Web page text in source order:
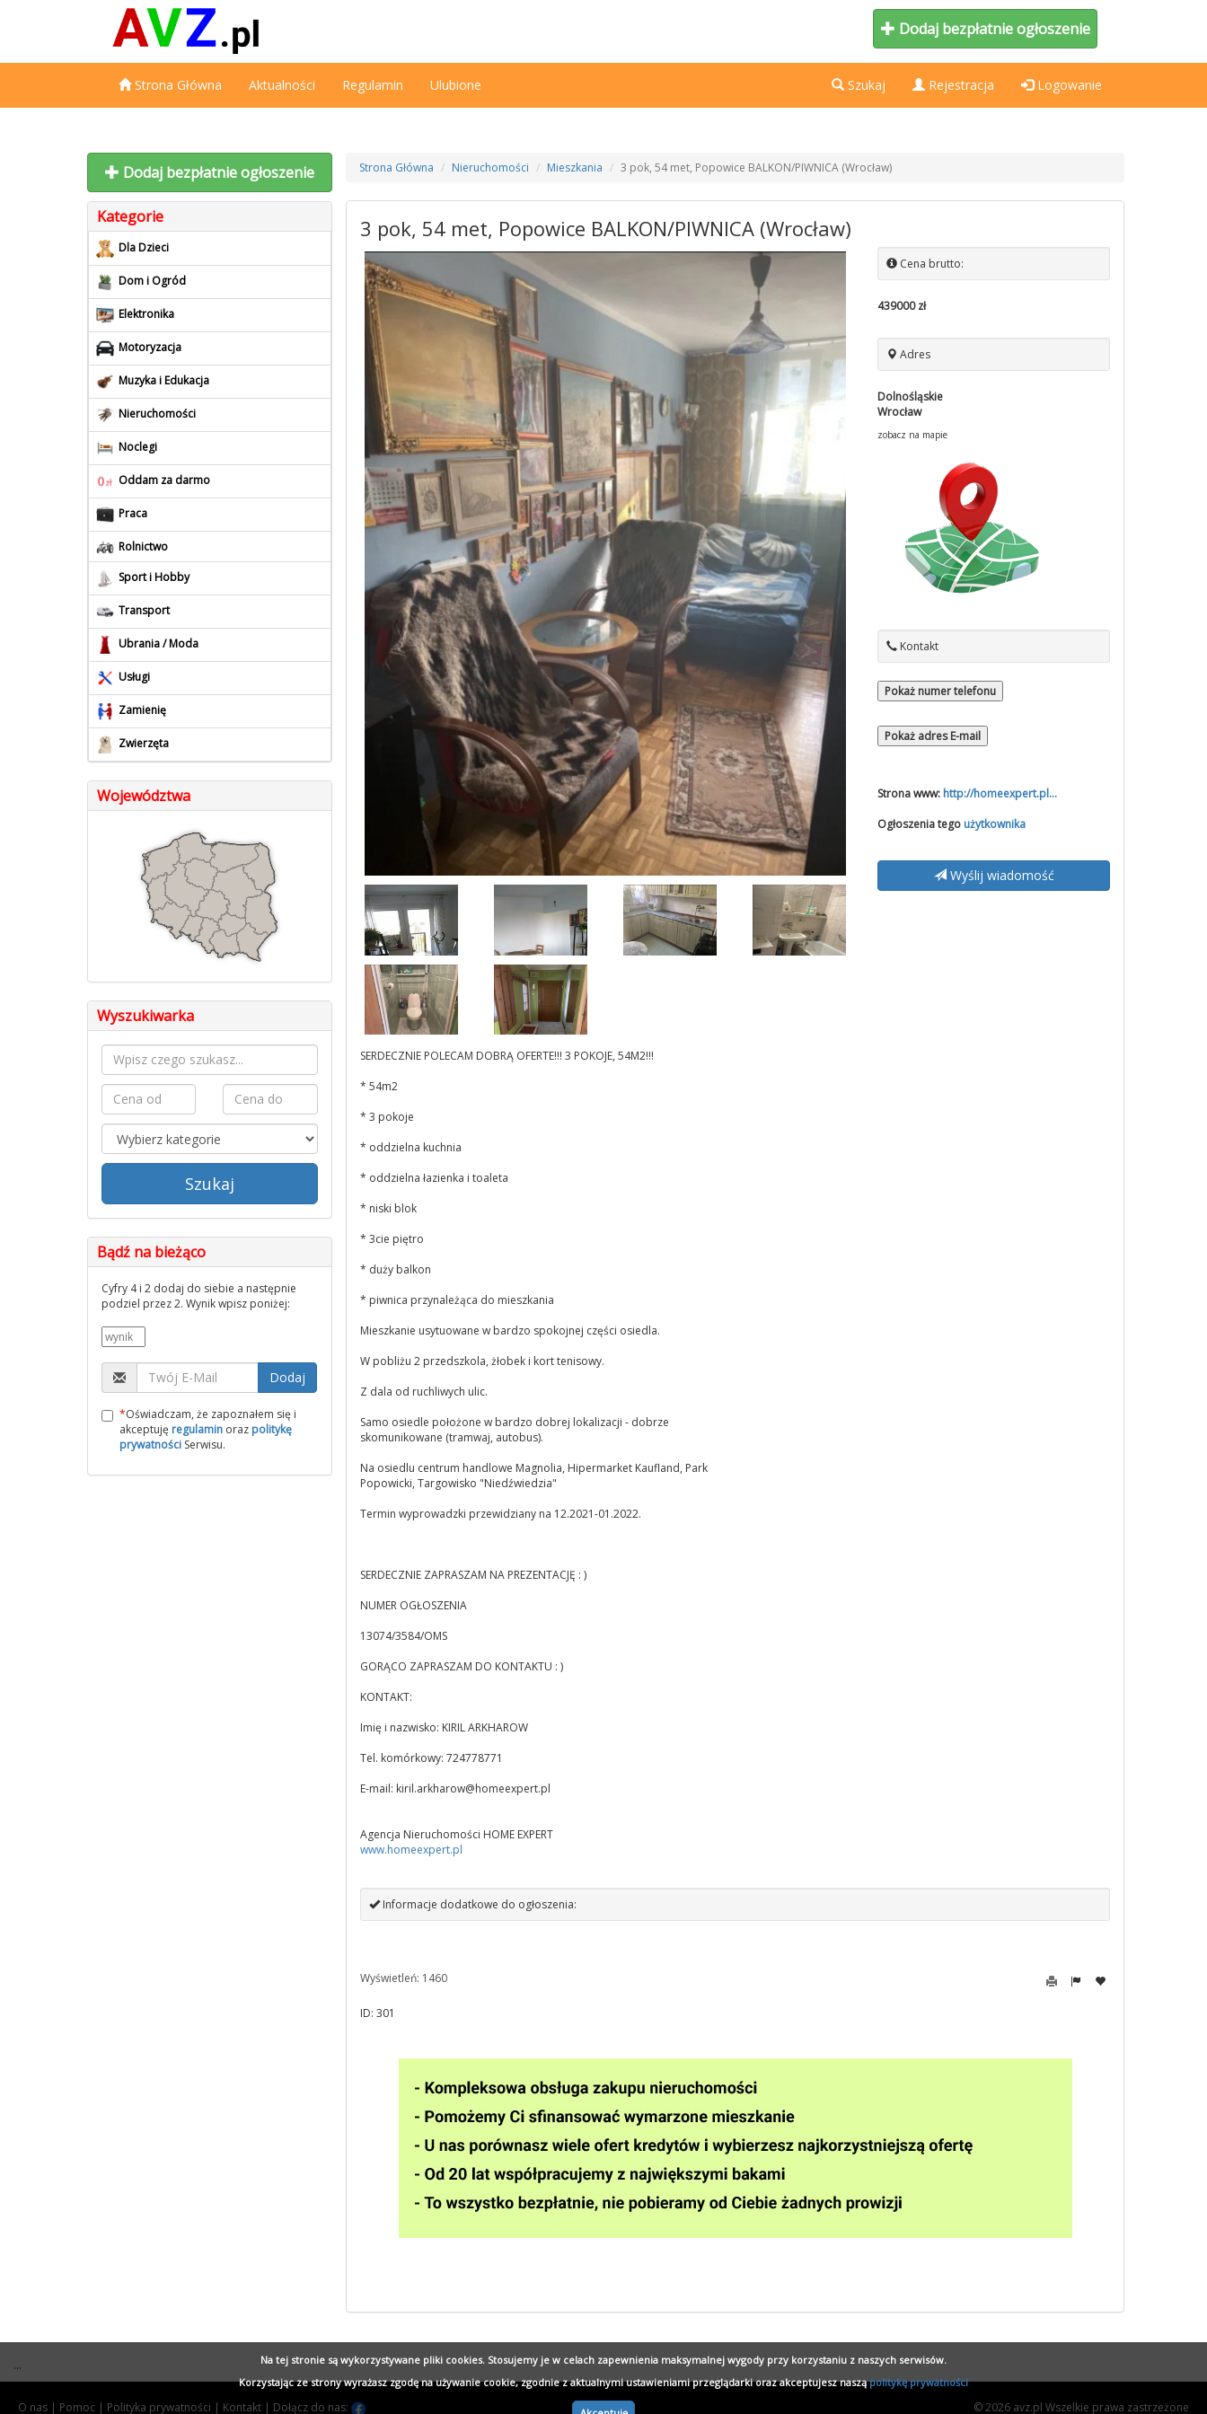
Dodaj bezpłatnie ogłoszenie
Strona Główna Aktualności Regulamin Ulubione Szukaj Rejestracja Logowanie
Dodaj bezpłatnie ogłoszenie
Kategorie
Dla Dzieci
Dom i Ogród
Elektronika
Motoryzacja
Muzyka i Edukacja
Nieruchomości
Noclegi
Oddam za darmo
Praca
Rolnictwo
Sport i Hobby
Transport
Ubrania / Moda
Usługi
Zamienię
Zwierzęta
Województwa
Wyszukiwarka
Szukaj
Bądź na bieżąco
Cyfry 4 i 2 dodaj do siebie a następnie
podziel przez 2. Wynik wpisz poniżej:
Dodaj
*Oświadczam, że zapoznałem się i
akceptuję regulamin oraz politykę
prywatności Serwisu.
Strona Główna Nieruchomości Mieszkania 3 pok, 54 met, Popowice BALKON/PIWNICA (Wrocław)
3 pok, 54 met, Popowice BALKON/PIWNICA (Wrocław)
Cena brutto:
439000 zł
Adres
Dolnośląskie
Wrocław
zobacz na mapie
Kontakt
Pokaż numer telefonu
Pokaż adres E-mail
Strona www: http://homeexpert.pl...
Ogłoszenia tego użytkownika
Wyślij wiadomość
SERDECZNIE POLECAM DOBRĄ OFERTE!!! 3 POKOJE, 54M2!!!
* 54m2
* 3 pokoje
* oddzielna kuchnia
* oddzielna łazienka i toaleta
* niski blok
* 3cie piętro
* duży balkon
* piwnica przynależąca do mieszkania
Mieszkanie usytuowane w bardzo spokojnej części osiedla.
W pobliżu 2 przedszkola, żłobek i kort tenisowy.
Z dala od ruchliwych ulic.
Samo osiedle położone w bardzo dobrej lokalizacji - dobrze
skomunikowane (tramwaj, autobus).
Na osiedlu centrum handlowe Magnolia, Hipermarket Kaufland, Park
Popowicki, Targowisko "Niedźwiedzia"
Termin wyprowadzki przewidziany na 12.2021-01.2022.
SERDECZNIE ZAPRASZAM NA PREZENTACJĘ : )
NUMER OGŁOSZENIA
13074/3584/OMS
GORĄCO ZAPRASZAM DO KONTAKTU : )
KONTAKT:
Imię i nazwisko: KIRIL ARKHAROW
Tel. komórkowy: 724778771
E-mail: kiril.arkharow@homeexpert.pl
Agencja Nieruchomości HOME EXPERT
www.homeexpert.pl
Informacje dodatkowe do ogłoszenia:
Wyświetleń: 1460
ID: 301
...
O nas | Pomoc | Polityka prywatności | Kontakt | Dołącz do nas: © 2026 avz.pl Wszelkie prawa zastrzeżone
Na tej stronie są wykorzystywane pliki cookies. Stosujemy je w celach zapewnienia maksymalnej wygody przy korzystaniu z naszych serwisów.
Korzystając ze strony wyrażasz zgodę na używanie cookie, zgodnie z aktualnymi ustawieniami przeglądarki oraz akceptujesz nasząpolitykę prywatności